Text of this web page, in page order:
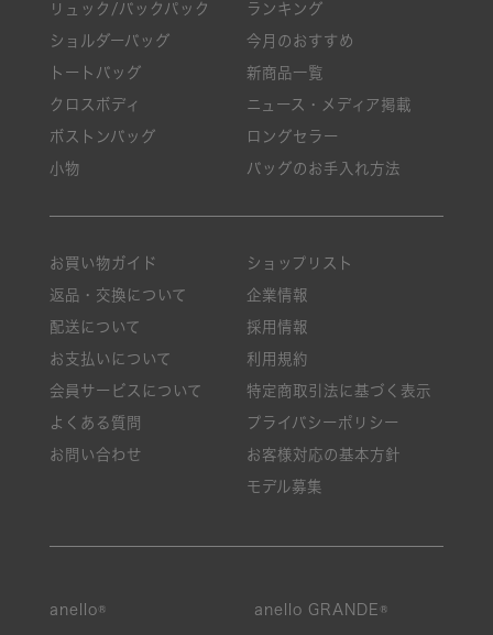
リュック/バックパック
ショルダーバッグ
トートバッグ
クロスボディ
ボストンバッグ
小物
ランキング
今月のおすすめ
新商品一覧
ニュース・メディア掲載
ロングセラー
バッグのお手入れ方法
お買い物ガイド
返品・交換について
配送について
お支払いについて
会員サービスについて
よくある質問
お問い合わせ
ショップリスト
企業情報
採用情報
利用規約
特定商取引法に基づく表示
プライバシーポリシー
お客様対応の基本方針
モデル募集
anello® anello GRANDE®